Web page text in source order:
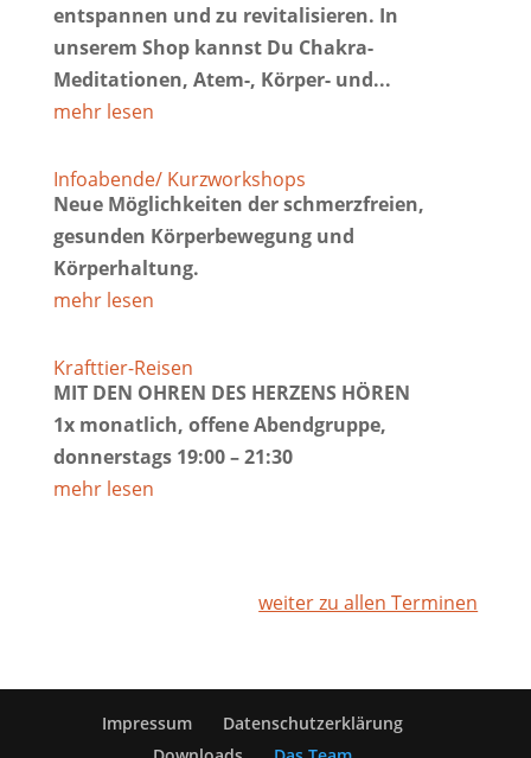
entspannen und zu revitalisieren. In
unserem Shop kannst Du Chakra-
Meditationen, Atem-, Körper- und...
mehr lesen
Infoabende/ Kurzworkshops
Neue Möglichkeiten der schmerzfreien,
gesunden Körperbewegung und
Körperhaltung.
mehr lesen
Krafttier-Reisen
MIT DEN OHREN DES HERZENS HÖREN
1x monatlich, offene Abendgruppe,
donnerstags 19:00 – 21:30
mehr lesen
weiter zu allen Terminen
Impressum
Datenschutzerklärung